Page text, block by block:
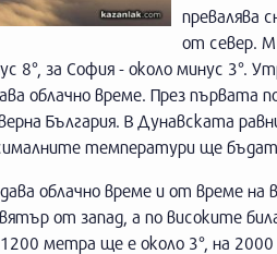
превалява
от север.
8°, за София - около минус 3°.
облачно време. През първата
България. В Дунавската
температури ще бъдат
облачно време и от време на
от запад, а по високите
метра ще е около 3°, на